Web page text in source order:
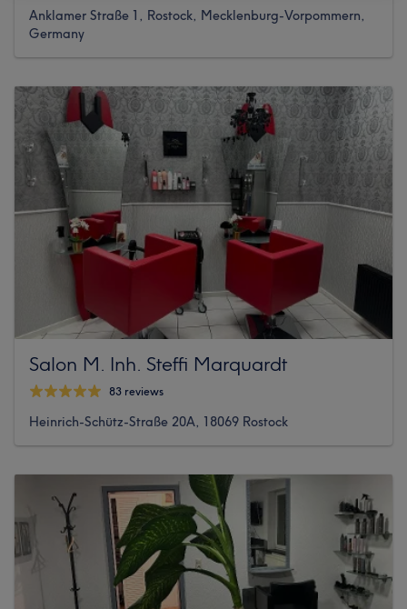
Anklamer Straße 1, Rostock, Mecklenburg-Vorpommern,
Germany
Salon M. Inh. Steffi Marquardt
83 reviews
Heinrich-Schütz-Straße 20A, 18069 Rostock